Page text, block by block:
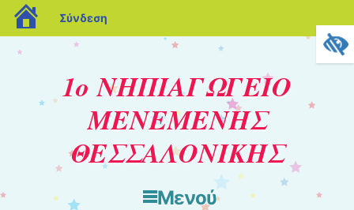
blogs.sch.gr
Σύνδεση
1ο ΝΗΠΙΑΓΩΓΕΙΟ
ΜΕΝΕΜΕΝΗΣ
ΘΕΣΣΑΛΟΝΙΚΗΣ
Μενού